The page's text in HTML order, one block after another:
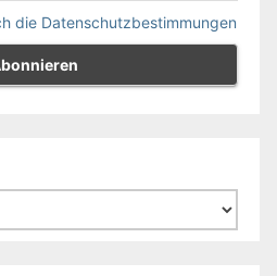
die Datenschutzbestimmungen